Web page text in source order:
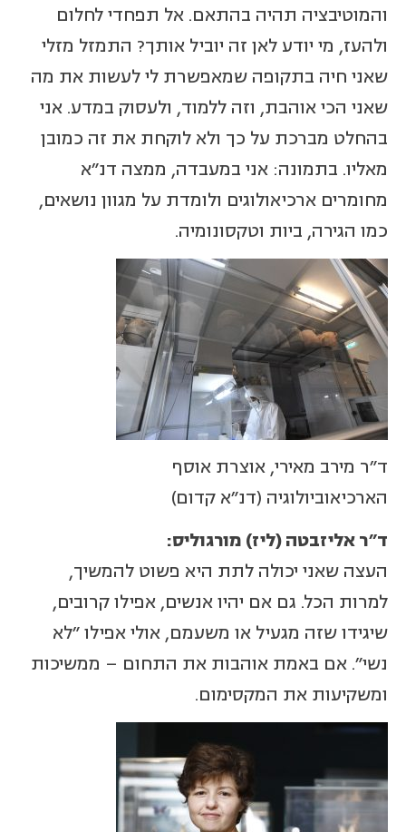
והמוטיבציה תהיה בהתאם. אל תפחדי לחלום
ולהעז, מי יודע לאן זה יוביל אותך? התמזל מזלי
שאני חיה בתקופה שמאפשרת לי לעשות את מה
שאני הכי אוהבת, וזה ללמוד, ולעסוק במדע. אני
בהחלט מברכת על כך ולא לוקחת את זה כמובן
מאליו. בתמונה: אני במעבדה, ממצה דנ"א
מחומרים ארכיאולוגים ולומדת על מגוון נושאים,
כמו הגירה, ביות וטקסונומיה.
ד"ר מירב מאירי, אוצרת אוסף
הארכיאוביולוגיה (דנ"א קדום)
ד״ר אליזבטה (ליז) מורגוליס:
העצה שאני יכולה לתת היא פשוט להמשיך,
למרות הכל. גם אם יהיו אנשים, אפילו קרובים,
שיגידו שזה מגעיל או משעמם, אולי אפילו ״לא
נשי״. אם באמת אוהבות את התחום – ממשיכות
ומשקיעות את המקסימום.